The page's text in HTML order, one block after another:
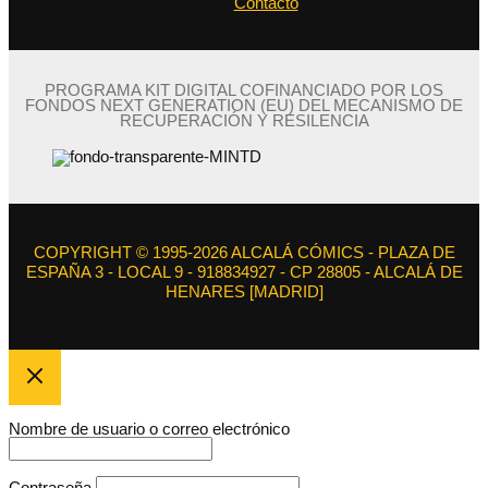
PROGRAMA KIT DIGITAL COFINANCIADO POR LOS
FONDOS NEXT GENERATION (EU) DEL MECANISMO DE
RECUPERACIÓN Y RESILENCIA
COPYRIGHT © 1995-2026 ALCALÁ CÓMICS - PLAZA DE
ESPAÑA 3 - LOCAL 9 - 918834927 - CP 28805 - ALCALÁ DE
HENARES [MADRID]
Nombre de usuario o correo electrónico